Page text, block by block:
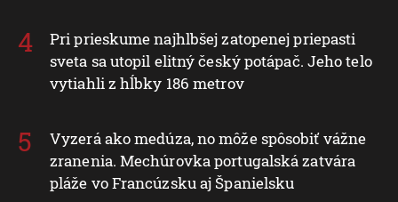
Pri prieskume najhlbšej zatopenej priepasti
sveta sa utopil elitný český potápač. Jeho telo
vytiahli z hĺbky 186 metrov
Vyzerá ako medúza, no môže spôsobiť vážne
zranenia. Mechúrovka portugalská zatvára
pláže vo Francúzsku aj Španielsku